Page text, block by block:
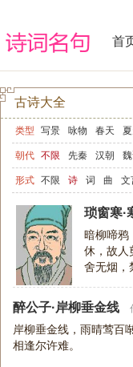
首
古诗大全
类型 写景 咏物 春天
写山 写水 长江
爱情 励志 哲理
节日 春节 元宵节
宋词精选 小学古诗
高中文言文 古诗十
朝代 不限 先秦 汉朝
形式 不限 诗 词 曲 文
琐窗寒·
暗柳啼鸦
休，故人
舍无烟，
醉公子·岸柳垂金线
岸柳垂金线，雨晴莺百
相逢尔许难。